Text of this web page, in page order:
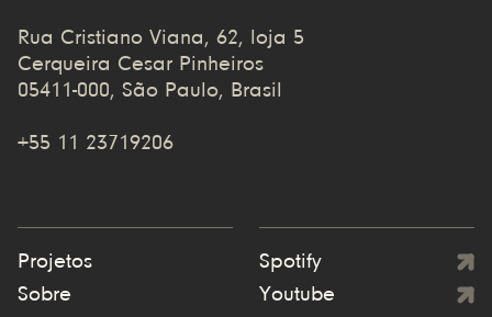
Rua Cristiano Viana, 62, loja 5
Cerqueira Cesar Pinheiros
05411-000, São Paulo, Brasil
+55 11 23719206
Projetos
Sobre
Spotify
Youtube